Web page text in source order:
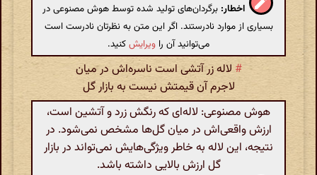
اخطار: برگردان‌های تولید شده توسط هوش مصنوعی در
بسیاری از موارد نادرستند. اگر این متن به نظرتان نادرست است
می‌توانید آن را ویرایشکنید.
# لاله زر آتشی است ناسره‌اش در میان
لاجرم آن قیمتش نیست به بازار گل
هوش مصنوعی: لاله‌ای که رنگش زرد و آتشین است،
ارزش واقعی‌اش در میان گل‌ها مشخص نمی‌شود. در
نتیجه، این لاله به خاطر ویژگی‌هایش نمی‌تواند در بازار
گل ارزش بالایی داشته باشد.